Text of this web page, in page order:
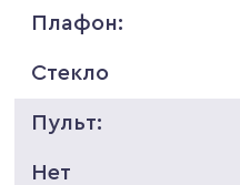
Плафон:
Стекло
Пульт:
Нет